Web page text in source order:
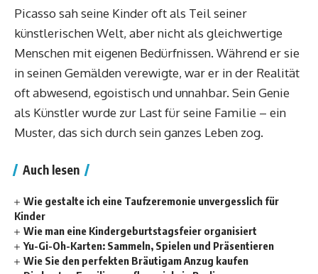
Picasso sah seine Kinder oft als Teil seiner
künstlerischen Welt, aber nicht als gleichwertige
Menschen mit eigenen Bedürfnissen. Während er sie
in seinen Gemälden verewigte, war er in der Realität
oft abwesend, egoistisch und unnahbar. Sein Genie
als Künstler wurde zur Last für seine Familie – ein
Muster, das sich durch sein ganzes Leben zog.
Auch lesen
Wie gestalte ich eine Taufzeremonie unvergesslich für
Kinder
Wie man eine Kindergeburtstagsfeier organisiert
Yu-Gi-Oh-Karten: Sammeln, Spielen und Präsentieren
Wie Sie den perfekten Bräutigam Anzug kaufen